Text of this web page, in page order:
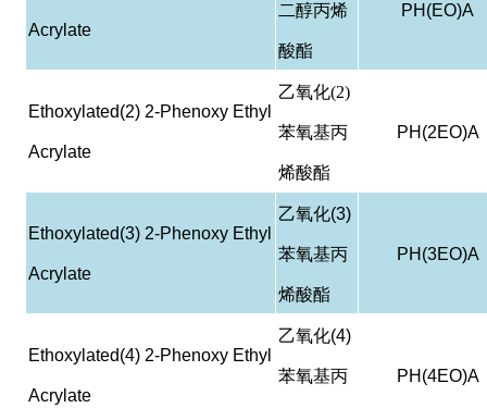
Acrylate
二醇丙烯
酸酯
PH(EO)A
Ethoxylated(2) 2-Phenoxy Ethyl
Acrylate
乙氧化(2)
苯氧基丙
烯酸酯
PH(2EO)A
Ethoxylated(3) 2-Phenoxy Ethyl
Acrylate
乙氧化(3)
苯氧基丙
烯酸酯
PH(3EO)A
Ethoxylated(4) 2-Phenoxy Ethyl
Acrylate
乙氧化(4)
苯氧基丙 PH(4EO)A